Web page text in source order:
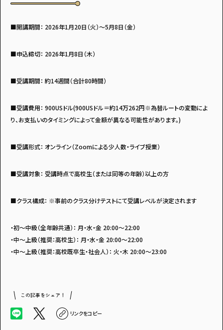
■開講期間： 2026年1月20日（火）～5月8日（金）
■申込締切： 2026年1月8日（木）
■受講期間： 約14週間（合計80時間）
■受講費用： 900USドル(900USドル＝約14万262円※為替ルートの変動によ
り、お支払いのタイミングによって金額が異なる可能性があります。)
■受講形式： オンライン（Zoomによる少人数・ライブ授業）
■受講対象： 受講時点で高校生（または同等の年齢）以上の方
■クラス構成： ※事前のクラス分けテストにて受講レベルが決定されます
・初～中級（全年齢共通）： 月・水・金 20:00～22:00
・中～上級（推奨：高校生）： 月・水・金 20:00～22:00
・中～上級（推奨：高校既卒生・社会人）： 火・木 20:00～23:00
この記事をシェア！
リンクをコピー